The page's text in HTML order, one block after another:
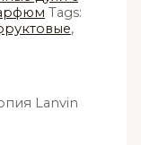
Tags:
,
Lanvin